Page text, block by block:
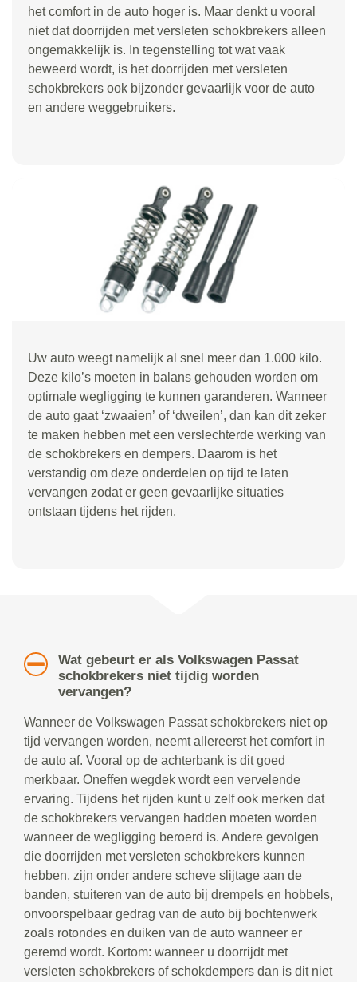
het comfort in de auto hoger is. Maar denkt u vooral
niet dat doorrijden met versleten schokbrekers alleen
ongemakkelijk is. In tegenstelling tot wat vaak
beweerd wordt, is het doorrijden met versleten
schokbrekers ook bijzonder gevaarlijk voor de auto
en andere weggebruikers.
Uw auto weegt namelijk al snel meer dan 1.000 kilo.
Deze kilo’s moeten in balans gehouden worden om
optimale wegligging te kunnen garanderen. Wanneer
de auto gaat ‘zwaaien’ of ‘dweilen’, dan kan dit zeker
te maken hebben met een verslechterde werking van
de schokbrekers en dempers. Daarom is het
verstandig om deze onderdelen op tijd te laten
vervangen zodat er geen gevaarlijke situaties
ontstaan tijdens het rijden.
Wat gebeurt er als Volkswagen Passat
schokbrekers niet tijdig worden
vervangen?
Wanneer de Volkswagen Passat schokbrekers niet op
tijd vervangen worden, neemt allereerst het comfort in
de auto af. Vooral op de achterbank is dit goed
merkbaar. Oneffen wegdek wordt een vervelende
ervaring. Tijdens het rijden kunt u zelf ook merken dat
de schokbrekers vervangen hadden moeten worden
wanneer de wegligging beroerd is. Andere gevolgen
die doorrijden met versleten schokbrekers kunnen
hebben, zijn onder andere scheve slijtage aan de
banden, stuiteren van de auto bij drempels en hobbels,
onvoorspelbaar gedrag van de auto bij bochtenwerk
zoals rotondes en duiken van de auto wanneer er
geremd wordt. Kortom: wanneer u doorrijdt met
versleten schokbrekers of schokdempers dan is dit niet